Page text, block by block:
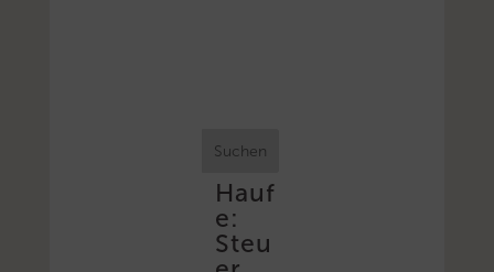
Suchen
Hauf
e:
Steu